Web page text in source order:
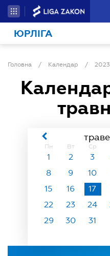
ЮРЛІГА
Головна / Календар / 2023
Пн Вт Ср
1 2 3
8
9 10
15
16 17
22
23 24
29
30 31